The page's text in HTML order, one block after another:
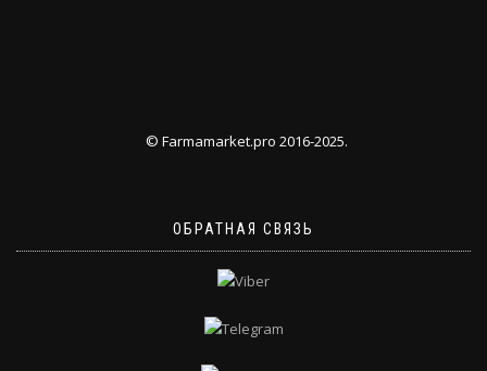
© Farmamarket.pro 2016-2025.
ОБРАТНАЯ СВЯЗЬ